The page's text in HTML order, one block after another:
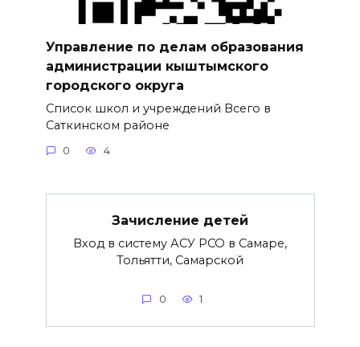
Управление по делам образования
администрации кыштымского
городского округа
Список школ и учреждений Всего в
Саткинском районе
0 4
Зачисление детей
Вход в систему АСУ РСО в Самаре,
Тольятти, Самарской
0 1